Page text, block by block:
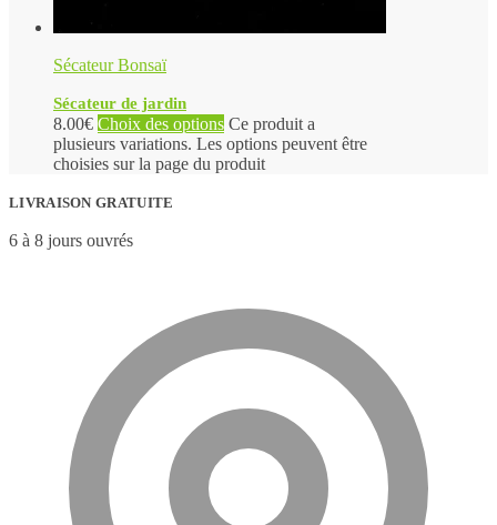
Sécateur Bonsaï
Sécateur de jardin
8.00€ Choix des options Ce produit a
plusieurs variations. Les options peuvent être
choisies sur la page du produit
LIVRAISON GRATUITE
6 à 8 jours ouvrés